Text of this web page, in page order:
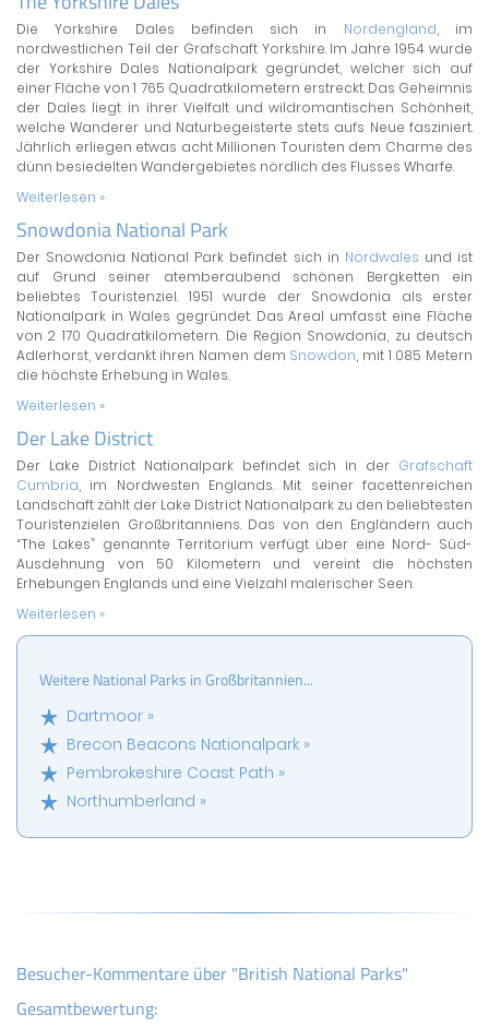
Die Yorkshire Dales befinden sich in Nordengland, im
nordwestlichen Teil der Grafschaft Yorkshire. Im Jahre 1954 wurde
der Yorkshire Dales Nationalpark gegründet, welcher sich auf
einer Fläche von 1 765 Quadratkilometern erstreckt. Das Geheimnis
der Dales liegt in ihrer Vielfalt und wildromantischen Schönheit,
welche Wanderer und Naturbegeisterte stets aufs Neue fasziniert.
Jährlich erliegen etwas acht Millionen Touristen dem Charme des
dünn besiedelten Wandergebietes nördlich des Flusses Wharfe.
Weiterlesen »
Snowdonia National Park
Der Snowdonia National Park befindet sich in Nordwales und ist
auf Grund seiner atemberaubend schönen Bergketten ein
beliebtes Touristenziel. 1951 wurde der Snowdonia als erster
Nationalpark in Wales gegründet. Das Areal umfasst eine Fläche
von 2 170 Quadratkilometern. Die Region Snowdonia, zu deutsch
Adlerhorst, verdankt ihren Namen dem Snowdon, mit 1 085 Metern
die höchste Erhebung in Wales.
Weiterlesen »
Der Lake District
Der Lake District Nationalpark befindet sich in der Grafschaft
Cumbria, im Nordwesten Englands. Mit seiner facettenreichen
Landschaft zählt der Lake District Nationalpark zu den beliebtesten
Touristenzielen Großbritanniens. Das von den Engländern auch
“The Lakes” genannte Territorium verfügt über eine Nord- Süd-
Ausdehnung von 50 Kilometern und vereint die höchsten
Erhebungen Englands und eine Vielzahl malerischer Seen.
Weiterlesen »
Weitere National Parks in Großbritannien...
Dartmoor »
Brecon Beacons Nationalpark »
Pembrokeshire Coast Path »
Northumberland »
Besucher-Kommentare über "British National Parks"
Gesamtbewertung: